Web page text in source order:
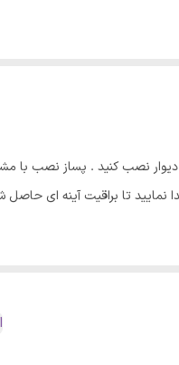
دیوار نصب کنید . پساز نصب با
تا براقیت آینه ای حاصل